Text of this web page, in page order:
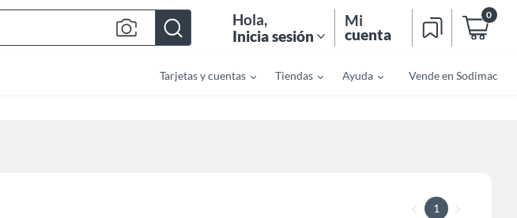
Hola,
Inicia sesión
Mi
cuenta
0
Tarjetas y cuentas Tiendas Ayuda Vende en Sodimac
1